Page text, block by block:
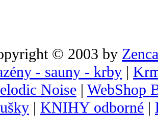
© 2003 by
- sauny - krby |
Noise | WebShop
| KNIHY odborné |